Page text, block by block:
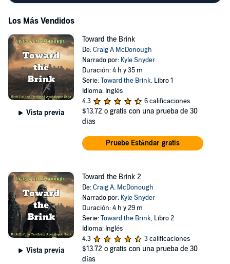
Los Más Vendidos
Vista previa
Toward the Brink
De:Craig A McDonough
Narrado por: Kyle Snyder
Duración: 4 h y 35 m
Serie:Toward the Brink, Libro 1
Idioma: Inglés
4.3
6 calificaciones
$13.72 o gratis con una prueba de 30
días
Pruebe Estándar gratis
Vista previa
Toward the Brink 2
De:Craig A. McDonough
Narrado por: Kyle Snyder
Duración: 4 h y 29 m
Serie:Toward the Brink, Libro 2
Idioma: Inglés
4.3
3 calificaciones
$13.72 o gratis con una prueba de 30
días